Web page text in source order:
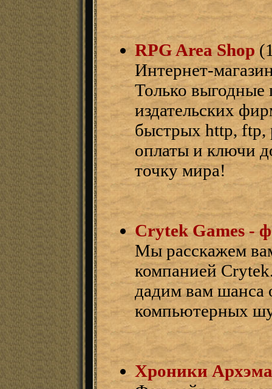
RPG Area Shop
Интернет-
Только
издательских
быстрых http, ftp,
оплаты и ключи
точку мира!
Crytek Games -
Мы расскажем
компанией
дадим вам шанса
компьютерных
Хроники